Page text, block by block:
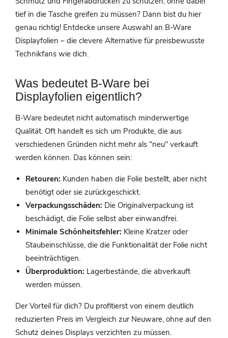
tief in die Tasche greifen zu müssen? Dann bist du hier
genau richtig! Entdecke unsere Auswahl an B-Ware
Displayfolien – die clevere Alternative für preisbewusste
Technikfans wie dich.
Was bedeutet B-Ware bei
Displayfolien eigentlich?
B-Ware bedeutet nicht automatisch minderwertige
Qualität. Oft handelt es sich um Produkte, die aus
verschiedenen Gründen nicht mehr als "neu" verkauft
werden können. Das können sein:
Retouren: Kunden haben die Folie bestellt, aber nicht
benötigt oder sie zurückgeschickt.
Verpackungsschäden: Die Originalverpackung ist
beschädigt, die Folie selbst aber einwandfrei.
Minimale Schönheitsfehler: Kleine Kratzer oder
Staubeinschlüsse, die die Funktionalität der Folie nicht
beeinträchtigen.
Überproduktion: Lagerbestände, die abverkauft
werden müssen.
Der Vorteil für dich? Du profitierst von einem deutlich
reduzierten Preis im Vergleich zur Neuware, ohne auf den
Schutz deines Displays verzichten zu müssen.